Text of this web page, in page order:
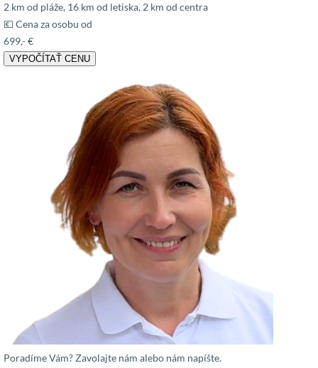
2 km od pláže, 16 km od letiska, 2 km od centra
💶 Cena za osobu od
699,- €
VYPOČÍTAŤ CENU
Poradíme Vám? Zavolajte nám alebo nám napíšte.